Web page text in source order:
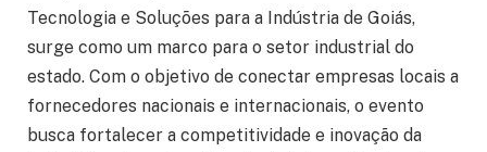
Tecnologia e Soluções para a Indústria de Goiás,
surge como um marco para o setor industrial do
estado. Com o objetivo de conectar empresas locais a
fornecedores nacionais e internacionais, o evento
busca fortalecer a competitividade e inovação da